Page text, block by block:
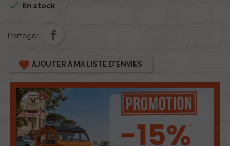
 En stock
Partager
favorite AJOUTER À MA LISTE D'ENVIES